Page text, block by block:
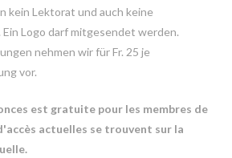
kein Lektorat und auch keine
Logo darf mitgesendet werden.
nehmen wir für Fr. 25 je
vor.
est gratuite pour les membres de
actuelles se trouvent sur la